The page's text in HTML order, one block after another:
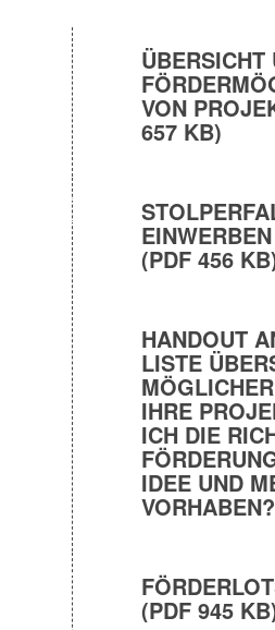
ÜBERSICHT
VON
657 KB)
(PDF 456
HANDOUT
LISTE
IHRE
ICH DIE
IDEE UND
(PDF 945